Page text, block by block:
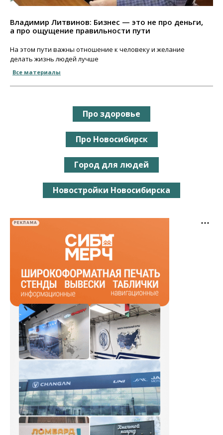
Владимир Литвинов: Бизнес — это не про деньги,
а про ощущение правильности пути
На этом пути важны отношение к человеку и желание
делать жизнь людей лучше
Все материалы
Про здоровье
Про Новосибирск
Город для людей
Новостройки Новосибирска
РЕКЛАМА